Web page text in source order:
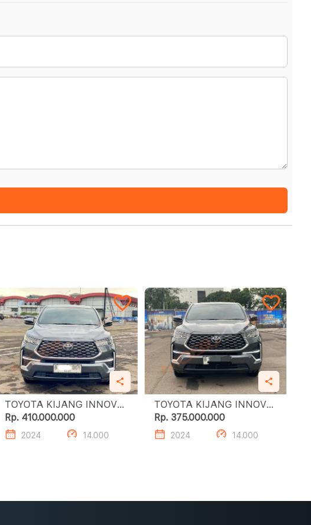
TOYOTA KIJANG INNOVA
ZENIX 2.0 V CVT
Rp. 410.000.000
2024 14.000
TOYOTA KIJANG INNOVA
ZENIX 2.0 V CVT
Rp. 375.000.000
2024 14.000